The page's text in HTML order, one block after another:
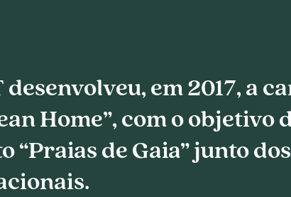
desenvolveu, em 2017, a
Home”, com o objetivo
“Praias de Gaia” junto